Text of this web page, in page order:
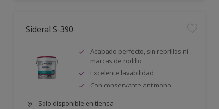
Sideral S-390
Acabado perfecto, sin rebrillos ni
marcas de rodillo
Excelente lavabilidad
Con conservante antimoho
Sólo disponible en tienda